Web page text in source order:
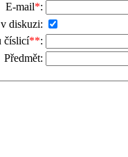
E-mail*:
diskuzi:
číslicí**:
Předmět: